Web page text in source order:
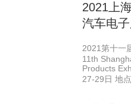
2021上
汽车电子
2021第十一
11th
Products
27-29日 地